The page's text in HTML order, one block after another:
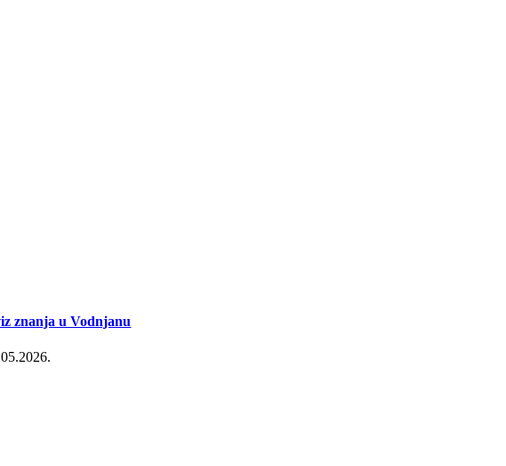
znanja u Vodnjanu